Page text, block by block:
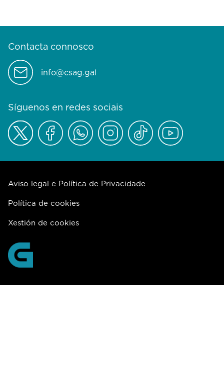
Contacta connosco
info@csag.gal
Síguenos en redes sociais
Aviso legal e Política de Privacidade
Política de cookies
Xestión de cookies